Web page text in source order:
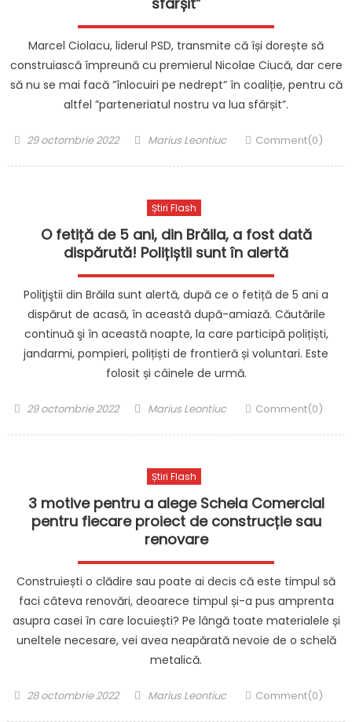
Marcel Ciolacu, liderul PSD, transmite că își dorește să
construiască împreună cu premierul Nicolae Ciucă, dar cere
să nu se mai facă ”înlocuiri pe nedrept” în coaliție, pentru că
altfel ”parteneriatul nostru va lua sfârșit”.
Posted
29 octombrie 2022 Author
Marius Leontiuc Comment(0)
Știri Flash
O fetiță de 5 ani, din Brăila, a fost dată
dispărută! Polițiștii sunt în alertă
Poliţiştii din Brăila sunt alertă, după ce o fetiță de 5 ani a
dispărut de acasă, în această după-amiază. Căutările
continuă şi în această noapte, la care participă polițiști,
jandarmi, pompieri, polițiști de frontieră și voluntari. Este
folosit și câinele de urmă.
Posted
29 octombrie 2022 Author
Marius Leontiuc Comment(0)
Știri Flash
3 motive pentru a alege Schela Comercial
pentru fiecare proiect de construcție sau
renovare
Construiești o clădire sau poate ai decis că este timpul să
faci câteva renovări, deoarece timpul și-a pus amprenta
asupra casei în care locuiești? Pe lângă toate materialele și
uneltele necesare, vei avea neapărată nevoie de o schelă
metalică.
Posted
28 octombrie 2022 Author
Marius Leontiuc Comment(0)